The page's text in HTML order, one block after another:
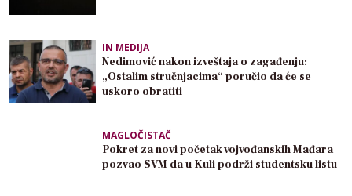
IN MEDIJA
Nedimović nakon izveštaja o zagađenju:
„Ostalim stručnjacima“ poručio da će se
uskoro obratiti
MAGLOČISTAČ
Pokret za novi početak vojvođanskih Mađara
pozvao SVM da u Kuli podrži studentsku listu